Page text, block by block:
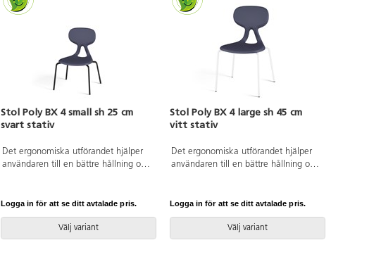
Stol Poly BX 4 small sh 25 cm
svart stativ
Det ergonomiska utförandet hjälper
användaren till en bättre hållning och
man vänder den. Lätt att rengöra.
Skal i polyuretan. Svartlackerat stativ
RAL 9005. Mått: Sitthöjd 25 cm.
Sitsbredd 33 cm. Sitsdjup 27 cm.
Logga in för att se ditt avtalade pris.
Välj variant
Stol Poly BX 4 large sh 45 cm
vitt stativ
Det ergonomiska utförandet hjälper
användaren till en bättre hållning och
man vänder den. Lätt att rengöra.
Skal i polyuretan. Vitlackerat stativ
RAL 9003. Mått: Sitthöjd 45 cm.
Sitsbredd 44 cm. Sitsdjup 40 cm.
Logga in för att se ditt avtalade pris.
Välj variant